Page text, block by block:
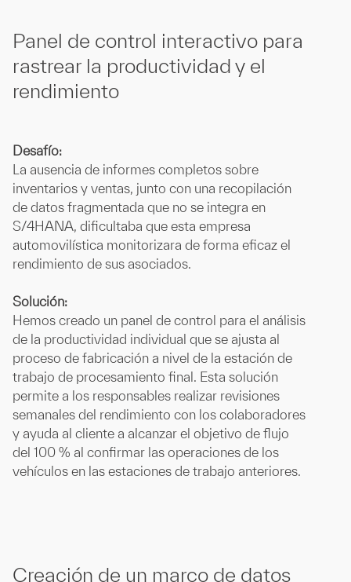
Panel de control interactivo para
rastrear la productividad y el
rendimiento
Desafío:
La ausencia de informes completos sobre
inventarios y ventas, junto con una recopilación
de datos fragmentada que no se integra en
S/4HANA, dificultaba que esta empresa
automovilística monitorizara de forma eficaz el
rendimiento de sus asociados.
Solución:
Hemos creado un panel de control para el análisis
de la productividad individual que se ajusta al
proceso de fabricación a nivel de la estación de
trabajo de procesamiento final. Esta solución
permite a los responsables realizar revisiones
semanales del rendimiento con los colaboradores
y ayuda al cliente a alcanzar el objetivo de flujo
del 100 % al confirmar las operaciones de los
vehículos en las estaciones de trabajo anteriores.
Creación de un marco de datos